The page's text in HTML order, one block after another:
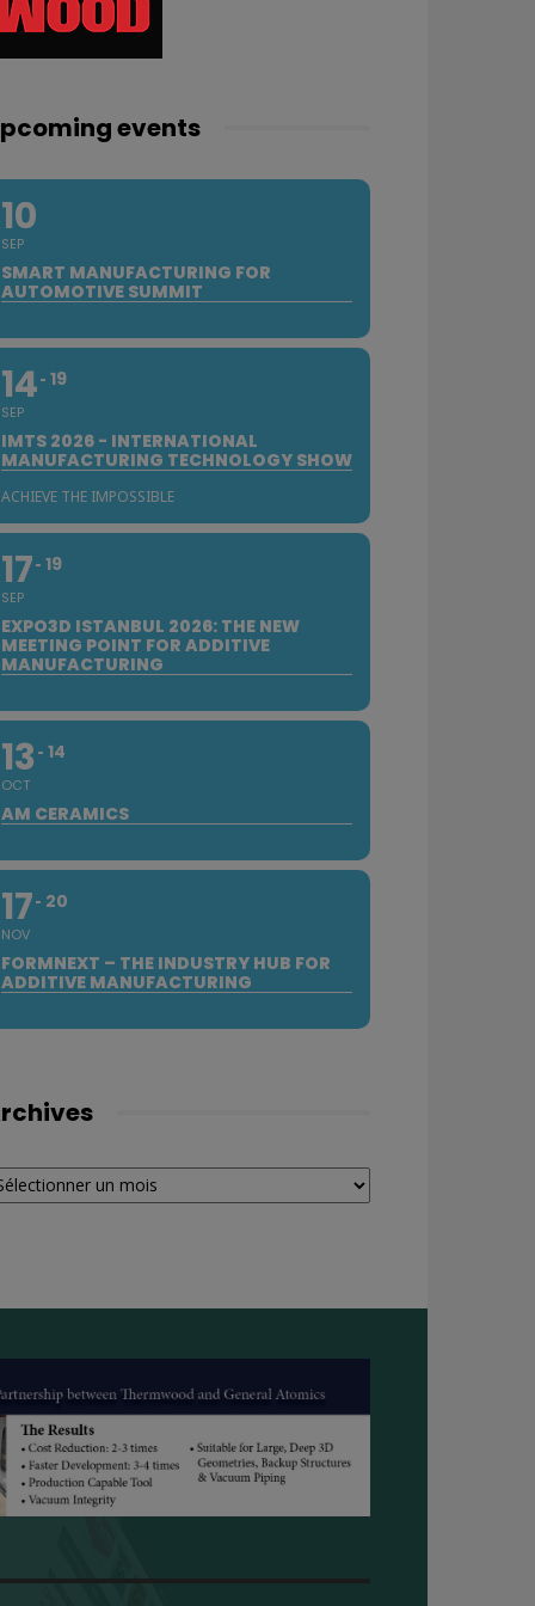
events
10
SEP
SMART MANUFACTURING FOR
AUTOMOTIVE SUMMIT
14
SEP
19
IMTS 2026 - INTERNATIONAL
MANUFACTURING TECHNOLOGY SHOW
ACHIEVE THE IMPOSSIBLE
17
SEP
19
EXPO3D ISTANBUL 2026: THE NEW
MEETING POINT FOR ADDITIVE
MANUFACTURING
13
OCT
14
AM CERAMICS
17
NOV
20
FORMNEXT – THE INDUSTRY HUB FOR
ADDITIVE MANUFACTURING